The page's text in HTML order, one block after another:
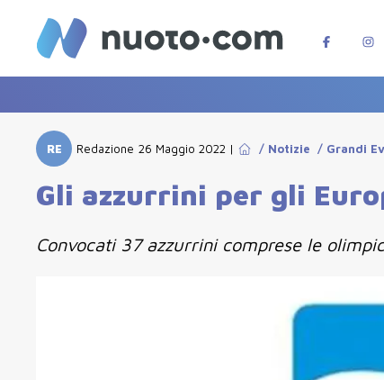
RE Redazione 26 Maggio 2022 | / Notizie / Grandi
Gli azzurrini per gli
Convocati 37 azzurrini comprese le